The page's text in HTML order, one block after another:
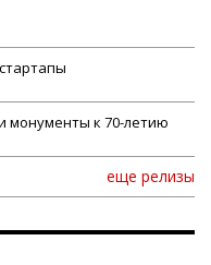
монументы к 70-летию
еще релизы